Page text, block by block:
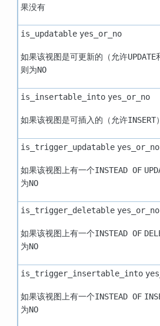
果没有
is_updatable yes_or_no
如果该视图是可更新的（允许UPDATE
则为NO
is_insertable_into yes_or_no
如果该视图是可插入的（允许INSERT
is_trigger_updatable yes_or_no
如果该视图上有一个INSTEAD OF
为NO
is_trigger_deletable yes_or_no
如果该视图上有一个INSTEAD OF
为NO
is_trigger_insertable_into
如果该视图上有一个INSTEAD OF
为NO